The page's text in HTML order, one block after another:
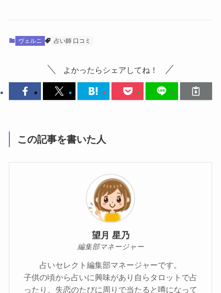
ヴェルニ 占い師 口コミ
よかったらシェアしてね！
この記事を書いた人
望月 星乃
編集部マネージャー
占いセレクト編集部マネージャーです。
子供の頃から占いに興味があり自らタロットで占
ったり、失恋のたびに周りで当たると噂になって